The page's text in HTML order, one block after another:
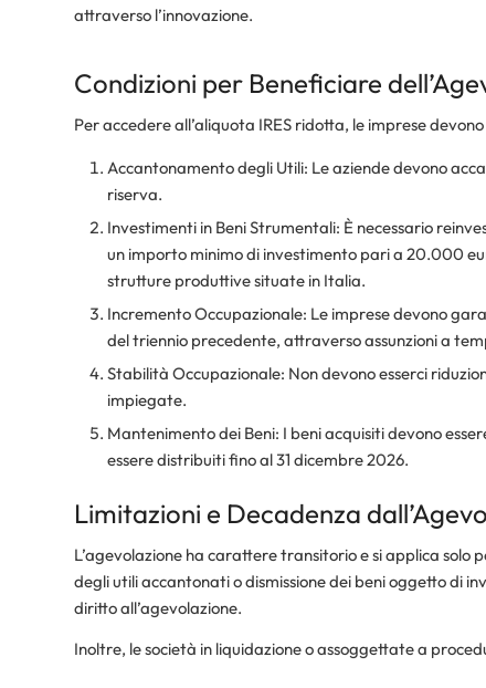
attraverso l’innovazione.
Condizioni per Beneficiare
Per accedere all’aliquota IRES ridotta, le imprese
Accantonamento degli Utili: Le aziende devono
riserva.
Investimenti in Beni Strumentali: È necessario
un importo minimo di investimento pari a 20.000
strutture produttive situate in Italia.
Incremento Occupazionale: Le imprese devono
del triennio precedente, attraverso assunzioni a
Stabilità Occupazionale: Non devono esserci
impiegate.
Mantenimento dei Beni: I beni acquisiti devono
essere distribuiti fino al 31 dicembre 2026.
Limitazioni e Decadenza
L’agevolazione ha carattere transitorio e si applica solo
degli utili accantonati o dismissione dei beni oggetto di
diritto all’agevolazione.
Inoltre, le società in liquidazione o assoggettate a